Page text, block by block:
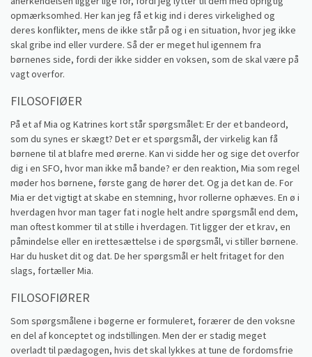
opmærksomhed. Her kan jeg få et kig ind i deres virkelighed og
deres konflikter, mens de ikke står på og i en situation, hvor jeg ikke
skal gribe ind eller vurdere. Så der er meget hul igennem fra
børnenes side, fordi der ikke sidder en voksen, som de skal være på
vagt overfor.
FILOSOFIØER
På et af Mia og Katrines kort står spørgsmålet: Er der et bandeord,
som du synes er skægt? Det er et spørgsmål, der virkelig kan få
børnene til at blafre med ørerne. Kan vi sidde her og sige det overfor
dig i en SFO, hvor man ikke må bande? er den reaktion, Mia som regel
møder hos børnene, første gang de hører det. Og ja det kan de. For
Mia er det vigtigt at skabe en stemning, hvor rollerne ophæves. En ø i
hverdagen hvor man tager fat i nogle helt andre spørgsmål end dem,
man oftest kommer til at stille i hverdagen. Tit ligger der et krav, en
påmindelse eller en irettesættelse i de spørgsmål, vi stiller børnene.
Har du husket dit og dat. De her spørgsmål er helt fritaget for den
slags, fortæller Mia.
FILOSOFIØRER
Som spørgsmålene i bøgerne er formuleret, forærer de den voksne
en del af konceptet og indstillingen. Men der er stadig meget
overladt til pædagogen, hvis det skal lykkes at tune de fordomsfrie